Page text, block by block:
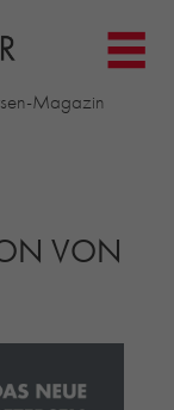
Magazin
VON